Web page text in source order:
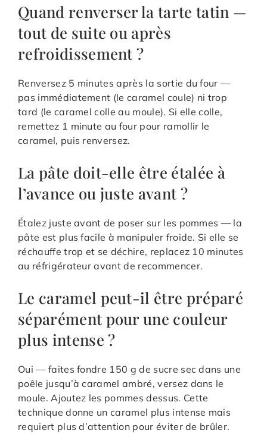
Quand renverser la tarte tatin —
tout de suite ou après
refroidissement ?
Renversez 5 minutes après la sortie du four —
pas immédiatement (le caramel coule) ni trop
tard (le caramel colle au moule). Si elle colle,
remettez 1 minute au four pour ramollir le
caramel, puis renversez.
La pâte doit-elle être étalée à
l’avance ou juste avant ?
Étalez juste avant de poser sur les pommes — la
pâte est plus facile à manipuler froide. Si elle se
réchauffe trop et se déchire, replacez 10 minutes
au réfrigérateur avant de recommencer.
Le caramel peut-il être préparé
séparément pour une couleur
plus intense ?
Oui — faites fondre 150 g de sucre sec dans une
poêle jusqu’à caramel ambré, versez dans le
moule. Ajoutez les pommes dessus. Cette
technique donne un caramel plus intense mais
requiert plus d’attention pour éviter de brûler.